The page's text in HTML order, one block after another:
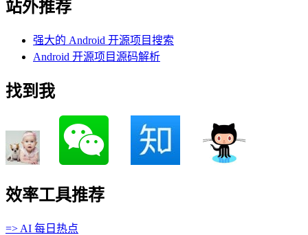
站外推荐
强大的 Android 开源项目搜索
Android 开源项目源码解析
找到我
效率工具推荐
=> AI 每日热点